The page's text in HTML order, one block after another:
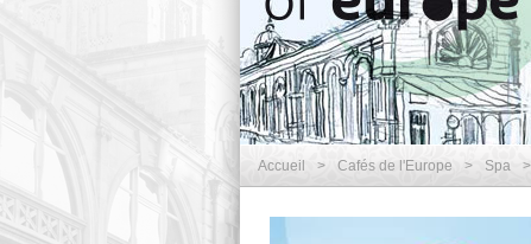
Accueil > Cafés de l'Europe > Spa >